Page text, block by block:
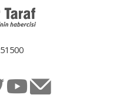
51500